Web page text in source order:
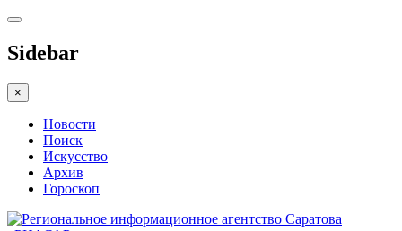
Sidebar
×
Новости
Поиск
Искусство
Архив
Гороскоп